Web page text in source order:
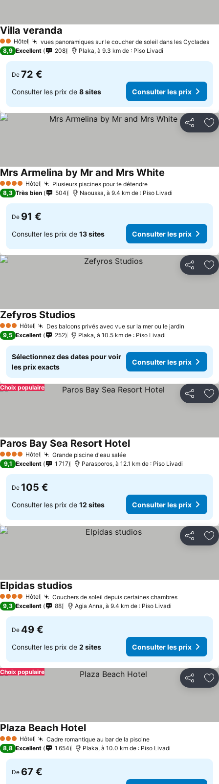
2 Étoiles
Hôtel vues panoramiques sur le coucher de soleil dans les Cyclades
Villa veranda
8,9 Excellent 208 Plaka, à 9.3 km de : Piso Livadi
De 72 €
Consulter les prix de 8 sites Consulter les prix
Partager
4 Étoiles Hôtel Plusieurs piscines pour te détendre
Mrs Armelina by Mr and Mrs White
8,3 Très bien 504 Naoussa, à 9.4 km de : Piso Livadi
De 91 €
Consulter les prix de 13 sites Consulter les prix
Partager
3 ÉtoilesHôtel Des balcons privés avec vue sur la mer ou le jardin
Zefyros Studios
9,5 Excellent 252 Plaka, à 10.5 km de : Piso Livadi
Sélectionnez des dates pour voir
les prix exacts
Consulter les prix
Partager
Choix populaire
4 Étoiles Hôtel Grande piscine d'eau salée
Paros Bay Sea Resort Hotel
9,1 Excellent 1 717 Parasporos, à 12.1 km de : Piso Livadi
De 105 €
Consulter les prix de 12 sites Consulter les prix
Partager
4 Étoiles Hôtel Couchers de soleil depuis certaines chambres
Elpidas studios
9,3 Excellent 88 Agia Anna, à 9.4 km de : Piso Livadi
De 49 €
Consulter les prix de 2 sites Consulter les prix
Partager
Choix populaire
3 ÉtoilesHôtel Cadre romantique au bar de la piscine
Plaza Beach Hotel
8,8 Excellent 1 654 Plaka, à 10.0 km de : Piso Livadi
De 67 €